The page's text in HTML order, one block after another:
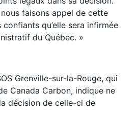
nous faisons appel de cette
qu’elle sera infirmée
du Québec. »
Grenville-sur-la-Rouge, qui
Canada Carbon, indique ne
décision de celle-ci de